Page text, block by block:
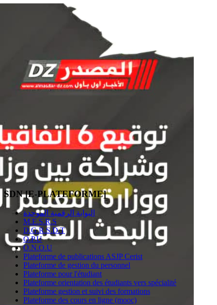
SDN [E-PLATEFORME]
البوابة الرقمية الموحدة
M.E.S.R.S
D.G.R.S.D.T
O.P.U
O.N.O.U
Plateforme de publications ASJP Cerist
Plateforme de gestion du personnel
Plateforme pour l'étudiant
Plateforme orientation des étudiants vers spécialité
Plateforme gestion et suivi des formations
Plateforme des cours en ligne (mooc)